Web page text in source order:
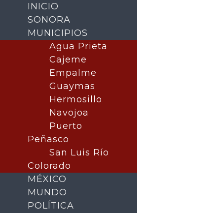
INICIO
SONORA
MUNICIPIOS
Agua Prieta
Cajeme
Empalme
Guaymas
Hermosillo
Navojoa
Puerto
Peñasco
San Luis Río
Colorado
MÉXICO
MUNDO
POLÍTICA